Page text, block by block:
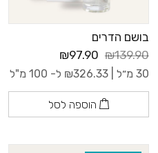
בושם הדרים
₪139.90
₪97.90
30 מ״ל | ₪326.33 ל- 100 מ"ל
הוספה לסל